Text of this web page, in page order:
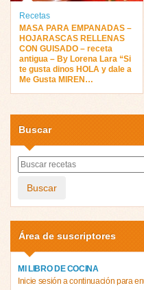
Recetas
MASA PARA EMPANADAS –
HOJARASCAS RELLENAS
CON GUISADO – receta
antigua – By Lorena Lara “Si
te gusta dinos HOLA y dale a
Me Gusta MIREN…
Buscar
Buscar
Área de suscriptores
MI LIBRO DE COCINA
Inicie sesión a continuación para